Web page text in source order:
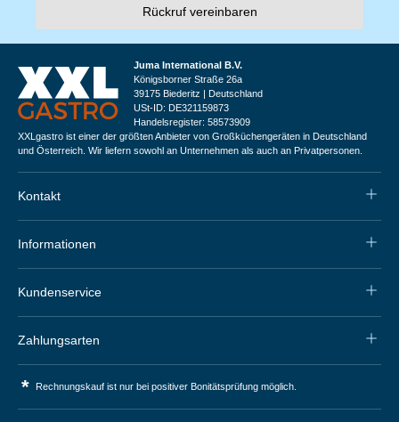
Rückruf vereinbaren
Juma International B.V.
Königsborner Straße 26a
39175 Biederitz | Deutschland
USt-ID: DE321159873
Handelsregister: 58573909
XXLgastro ist einer der größten Anbieter von Großküchengeräten in Deutschland
und Österreich. Wir liefern sowohl an Unternehmen als auch an Privatpersonen.
Kontakt
Informationen
Kundenservice
Zahlungsarten
* Rechnungskauf ist nur bei positiver Bonitätsprüfung möglich.